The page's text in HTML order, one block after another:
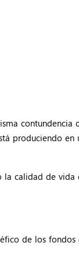
contundencia
produciendo
la calidad de
de los fondos